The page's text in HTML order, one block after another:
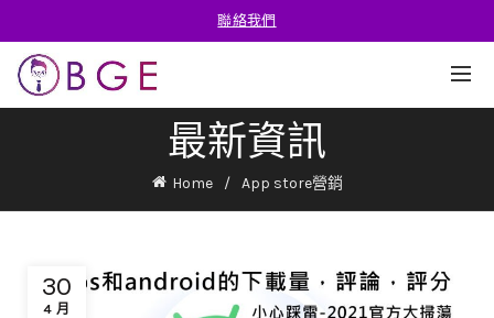
聯絡我們
最新資訊
Home App store營銷
30
4 月